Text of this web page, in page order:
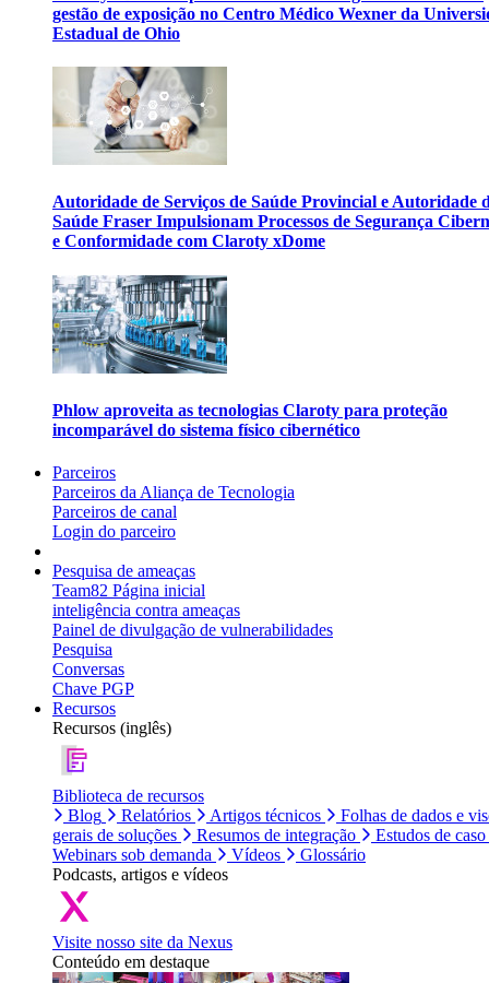
gestão de exposição no Centro Médico Wexner da
Estadual de Ohio
Autoridade de Serviços de Saúde Provincial e Autoridade
Saúde Fraser Impulsionam Processos de Segurança
e Conformidade com Claroty xDome
Phlow aproveita as tecnologias Claroty para proteção
incomparável do sistema físico cibernético
Parceiros
Parceiros da Aliança de Tecnologia
Parceiros de canal
Login do parceiro
Pesquisa de ameaças
Team82 Página inicial
inteligência contra ameaças
Painel de divulgação de vulnerabilidades
Pesquisa
Conversas
Chave PGP
Recursos
Recursos (inglês)
Biblioteca de recursos
Blog
Relatórios Artigos técnicos
Folhas de dados e
gerais de soluções
Resumos de integração
Estudos de caso
Webinars sob demanda
Vídeos
Glossário
Podcasts, artigos e vídeos
Visite nosso site da Nexus
Conteúdo em destaque